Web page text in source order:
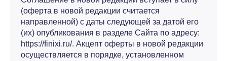
(оферта в новой редакции считается
направленной) с даты следующей за датой его
(их) опубликования в разделе Сайта по адресу:
https://finixi.ru/. Акцепт оферты в новой редакции
осуществляется в порядке, установленном